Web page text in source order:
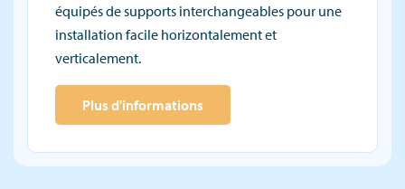
équipés de supports interchangeables pour une
installation facile horizontalement et
verticalement.
Plus d'informations